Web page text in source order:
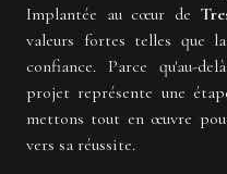
Implantée au cœur de
valeurs fortes telles que
confiance. Parce qu'au-
projet représente une
mettons tout en œuvre
vers sa réussite.